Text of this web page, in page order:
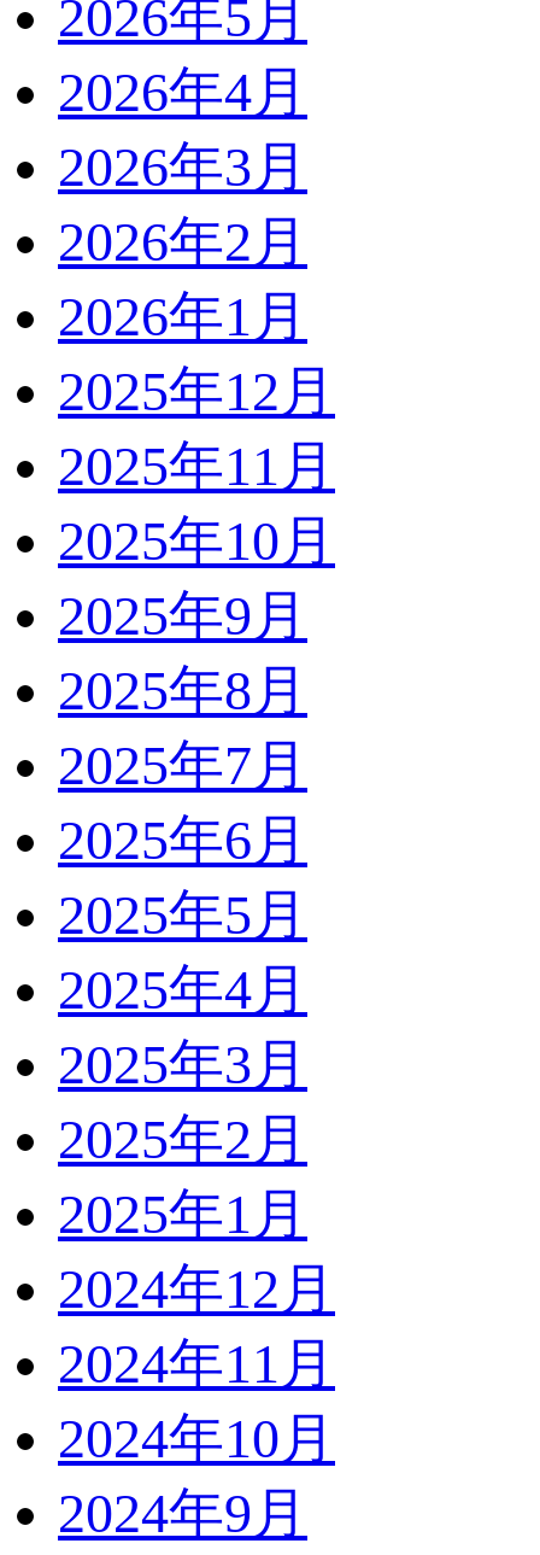
2026年5月
2026年4月
2026年3月
2026年2月
2026年1月
2025年12月
2025年11月
2025年10月
2025年9月
2025年8月
2025年7月
2025年6月
2025年5月
2025年4月
2025年3月
2025年2月
2025年1月
2024年12月
2024年11月
2024年10月
2024年9月